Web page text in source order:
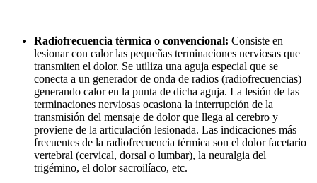
Radiofrecuencia térmica o convencional: Consiste en
lesionar con calor las pequeñas terminaciones nerviosas que
transmiten el dolor. Se utiliza una aguja especial que se
conecta a un generador de onda de radios (radiofrecuencias)
generando calor en la punta de dicha aguja. La lesión de las
terminaciones nerviosas ocasiona la interrupción de la
transmisión del mensaje de dolor que llega al cerebro y
proviene de la articulación lesionada. Las indicaciones más
frecuentes de la radiofrecuencia térmica son el dolor facetario
vertebral (cervical, dorsal o lumbar), la neuralgia del
trigémino, el dolor sacroilíaco, etc.